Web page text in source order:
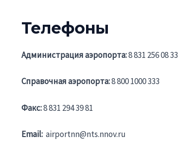
Телефоны
Администрация аэропорта:8 831 256 08 33
Справочная аэропорта:8 800 1000 333
Факс:8 831 294 39 81
Email: airportnn@nts.nnov.ru